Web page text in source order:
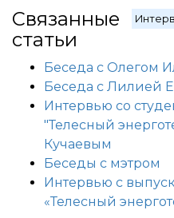
Связанные
статьи
Беседа с Олегом
Беседа с Лилией
Интервью со
"Телесный
Кучаевым
Беседы с мэтром
Интервью с
«Телесный